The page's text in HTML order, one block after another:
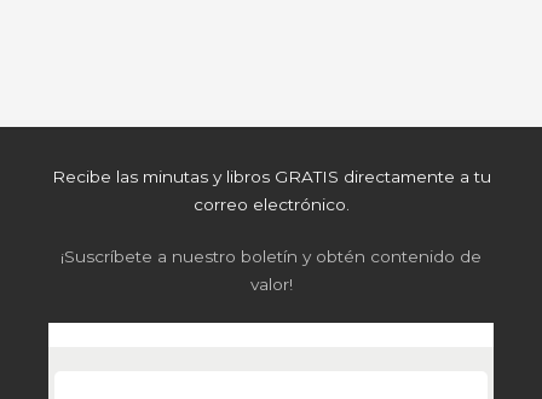
Recibe las minutas y libros GRATIS directamente a tu
correo electrónico.
¡Suscríbete a nuestro boletín y obtén contenido de
valor!